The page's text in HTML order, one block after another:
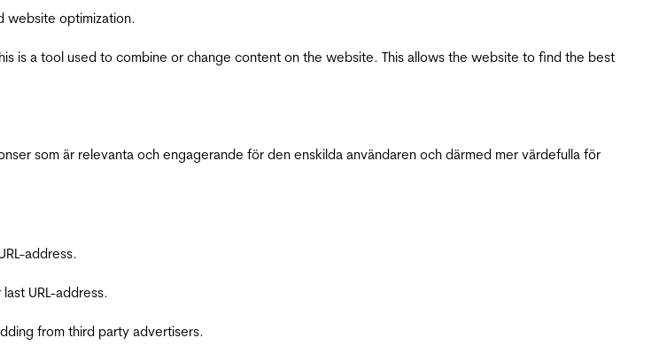
website optimization.
is a tool used to combine or change content on the website. This allows the website to find the best
som är relevanta och engagerande för den enskilda användaren och därmed mer värdefulla för
address.
URL-address.
from third party advertisers.